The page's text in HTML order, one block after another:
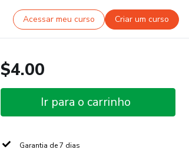
Acessar meu curso Criar um curso
$4.00
Ir para o carrinho
Garantia de 7 dias